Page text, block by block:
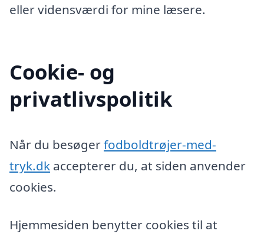
eller vidensværdi for mine læsere.
Cookie- og
privatlivspolitik
Når du besøgerfodboldtrøjer-med-
tryk.dk accepterer du, at siden anvender
cookies.
Hjemmesiden benytter cookies til at